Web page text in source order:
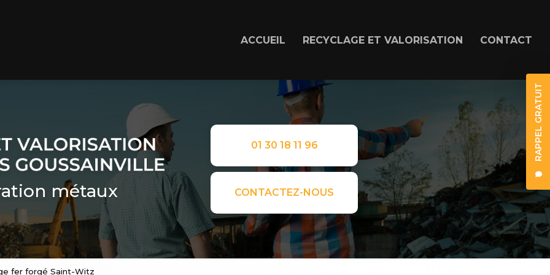
RAPPEL GRATUIT
ACCUEIL RECYCLAGE ET VALORISATION CONTACT
métaux
01 30 18 11 96
CONTACTEZ-NOUS
fer forgé Saint-Witz